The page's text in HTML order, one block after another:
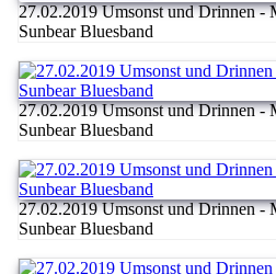
27.02.2019 Umsonst und Drinnen -
Sunbear Bluesband
27.02.2019 Umsonst und Drinnen -
Sunbear Bluesband
27.02.2019 Umsonst und Drinnen -
Sunbear Bluesband